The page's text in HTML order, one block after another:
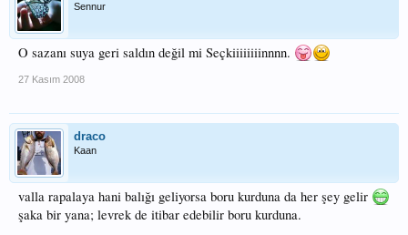
Sennur
O sazanı suya geri saldın değil mi Seçkiiiiiiiinnnn.
27 Kasım 2008
draco
Kaan
valla rapalaya hani balığı geliyorsa boru kurduna da her şey gelir
şaka bir yana; levrek de itibar edebilir boru kurduna.